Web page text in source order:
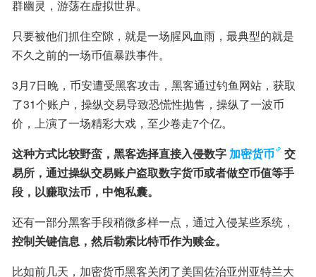
群幽灵，游荡在虚拟世界。
只要被他们抓住空隙，就是一场腥风血雨，最典型的就是
不久之前的一场币值暴跌事件。
3月7日晚，币安遭受黑客攻击，黑客通过钓鱼网站，获取
了31个账户，操纵交易导致恐慌性抛售，操纵了一波币
价，上演了一场精彩大戏，至少卷走7个亿。
这种方式比较野蛮，黑客选择直接入侵数字 加密货币
交
易所，通过操纵交易账户盗取数字货币或者做空币值等手
段，以赚取法币，中饱私囊。
还有一部分黑客手段稍微多样一点，通过入侵某些系统，
控制关键信息，然后勒索比特币作为赎金。
比如前几天，加密货币黑客关闭了美国佐治亚州亚特兰大